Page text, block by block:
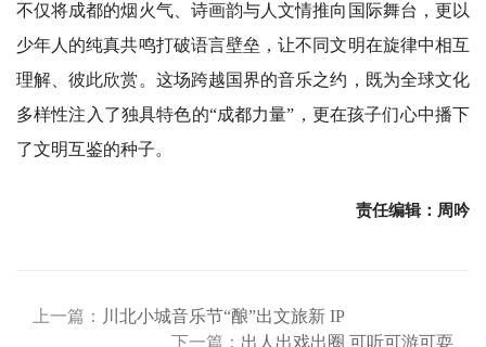
不仅将成都的烟火气、诗画韵与人文情推向国际舞台，更以
少年人的纯真共鸣打破语言壁垒，让不同文明在旋律中相互
理解、彼此欣赏。这场跨越国界的音乐之约，既为全球文化
多样性注入了独具特色的“成都力量”，更在孩子们心中播下
了文明互鉴的种子。
责任编辑：周吟
上一篇： 川北小城音乐节“酿”出文旅新 IP
下一篇： 出人出戏出圈 可听可游可耍